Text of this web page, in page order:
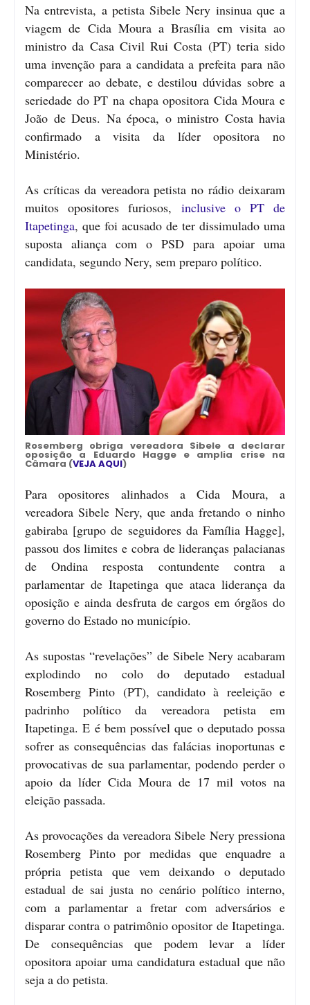
Na entrevista, a petista Sibele Nery insinua que a
viagem de Cida Moura a Brasília em visita ao
ministro da Casa Civil Rui Costa (PT) teria sido
uma invenção para a candidata a prefeita para não
comparecer ao debate, e destilou dúvidas sobre a
seriedade do PT na chapa opositora Cida Moura e
João de Deus. Na época, o ministro Costa havia
confirmado a visita da líder opositora no
Ministério.
As críticas da vereadora petista no rádio deixaram
muitos opositores furiosos, inclusive o PT de
Itapetinga, que foi acusado de ter dissimulado uma
suposta aliança com o PSD para apoiar uma
candidata, segundo Nery, sem preparo político.
Rosemberg obriga vereadora Sibele a declarar
oposição a Eduardo Hagge e amplia crise na
Câmara (VEJA AQUI)
Para opositores alinhados a Cida Moura, a
vereadora Sibele Nery, que anda fretando o ninho
gabiraba [grupo de seguidores da Família Hagge],
passou dos limites e cobra de lideranças palacianas
de Ondina resposta contundente contra a
parlamentar de Itapetinga que ataca liderança da
oposição e ainda desfruta de cargos em órgãos do
governo do Estado no município.
As supostas “revelações” de Sibele Nery acabaram
explodindo no colo do deputado estadual
Rosemberg Pinto (PT), candidato à reeleição e
padrinho político da vereadora petista em
Itapetinga. E é bem possível que o deputado possa
sofrer as consequências das falácias inoportunas e
provocativas de sua parlamentar, podendo perder o
apoio da líder Cida Moura de 17 mil votos na
eleição passada.
As provocações da vereadora Sibele Nery pressiona
Rosemberg Pinto por medidas que enquadre a
própria petista que vem deixando o deputado
estadual de sai justa no cenário político interno,
com a parlamentar a fretar com adversários e
disparar contra o patrimônio opositor de Itapetinga.
De consequências que podem levar a líder
opositora apoiar uma candidatura estadual que não
seja a do petista.